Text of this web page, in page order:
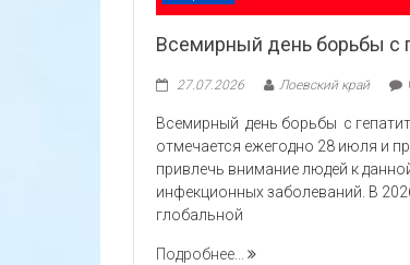
Всемирный день борьбы с
27.07.2026 Лоевский край
Всемирный день борьбы с
отмечается ежегодно 28 июля и
привлечь внимание людей к
инфекционных заболеваний. В
глобальной
Подробнее...